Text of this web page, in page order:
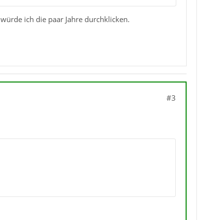
ich die paar Jahre durchklicken.
#3